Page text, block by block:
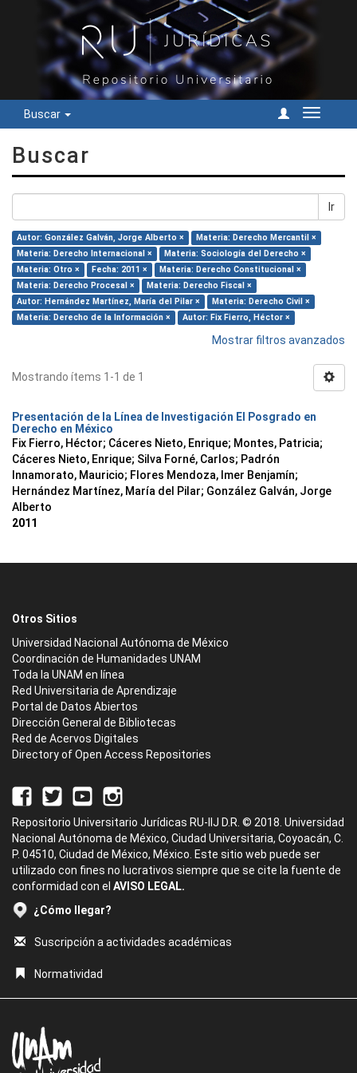
Buscar
Cambiar
Buscar
Ir
Autor: González Galván, Jorge Alberto ×
Materia: Derecho Mercantil ×
Materia: Derecho Internacional ×
Materia: Sociología del Derecho ×
Materia: Otro ×
Fecha: 2011 ×
Materia: Derecho Constitucional ×
Materia: Derecho Procesal ×
Materia: Derecho Fiscal ×
Autor: Hernández Martínez, María del Pilar ×
Materia: Derecho Civil ×
Materia: Derecho de la Información ×
Autor: Fix Fierro, Héctor ×
Mostrar filtros avanzados
Mostrando ítems 1-1 de 1
Presentación de la Línea de Investigación El Posgrado en
Derecho en México
Fix Fierro, Héctor; Cáceres Nieto, Enrique; Montes, Patricia;
Cáceres Nieto, Enrique; Silva Forné, Carlos; Padrón
Innamorato, Mauricio; Flores Mendoza, Imer Benjamín;
Hernández Martínez, María del Pilar; González Galván, Jorge
Alberto
2011
Otros Sitios
Universidad Nacional Autónoma de México
Coordinación de Humanidades UNAM
Toda la UNAM en línea
Red Universitaria de Aprendizaje
Portal de Datos Abiertos
Dirección General de Bibliotecas
Red de Acervos Digitales
Directory of Open Access Repositories
Repositorio Universitario Jurídicas RU-IIJ D.R. © 2018. Universidad
Nacional Autónoma de México, Ciudad Universitaria, Coyoacán, C.
P. 04510, Ciudad de México, México. Este sitio web puede ser
utilizado con fines no lucrativos siempre que se cite la fuente de
conformidad con el AVISO LEGAL.
¿Cómo llegar?
Suscripción a actividades académicas
Normatividad